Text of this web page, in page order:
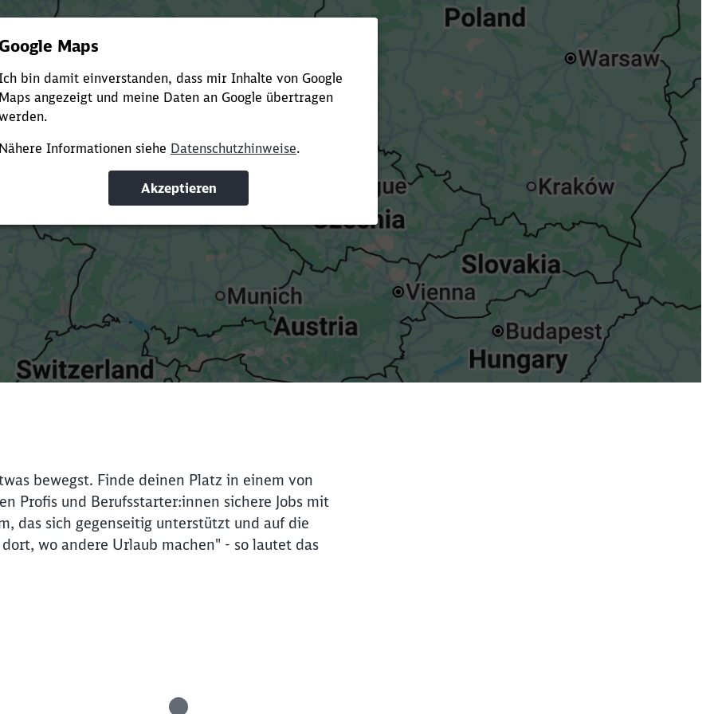
Es dauert dir zu lange?
Suchbegriffe eingeben
bewegst. Finde deinen Platz in einem von
Profis und Berufsstarter:innen sichere Jobs mit
das sich gegenseitig unterstützt und auf die
wo andere Urlaub machen" - so lautet das